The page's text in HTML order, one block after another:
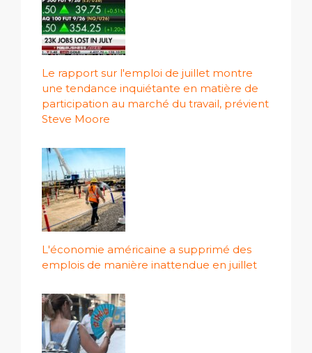
Le rapport sur l'emploi de juillet montre
une tendance inquiétante en matière de
participation au marché du travail, prévient
Steve Moore
L'économie américaine a supprimé des
emplois de manière inattendue en juillet